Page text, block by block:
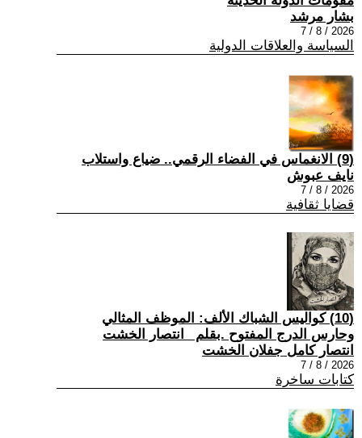
بشار مرشد
2026 / 8 / 7
السياسة والعلاقات الدولية
(9) الانغماس في الفضاء الرقمي.. ضياع واستلاب
نايف عبوش
2026 / 8 / 7
قضايا ثقافية
(10) كواليس الشباك الألف: الموظف المثالي
وحارس الدرج المفتوح .بقلم _انتصار الخشت
انتصار كامل جفلان الخشت
2026 / 8 / 7
كتابات ساخرة